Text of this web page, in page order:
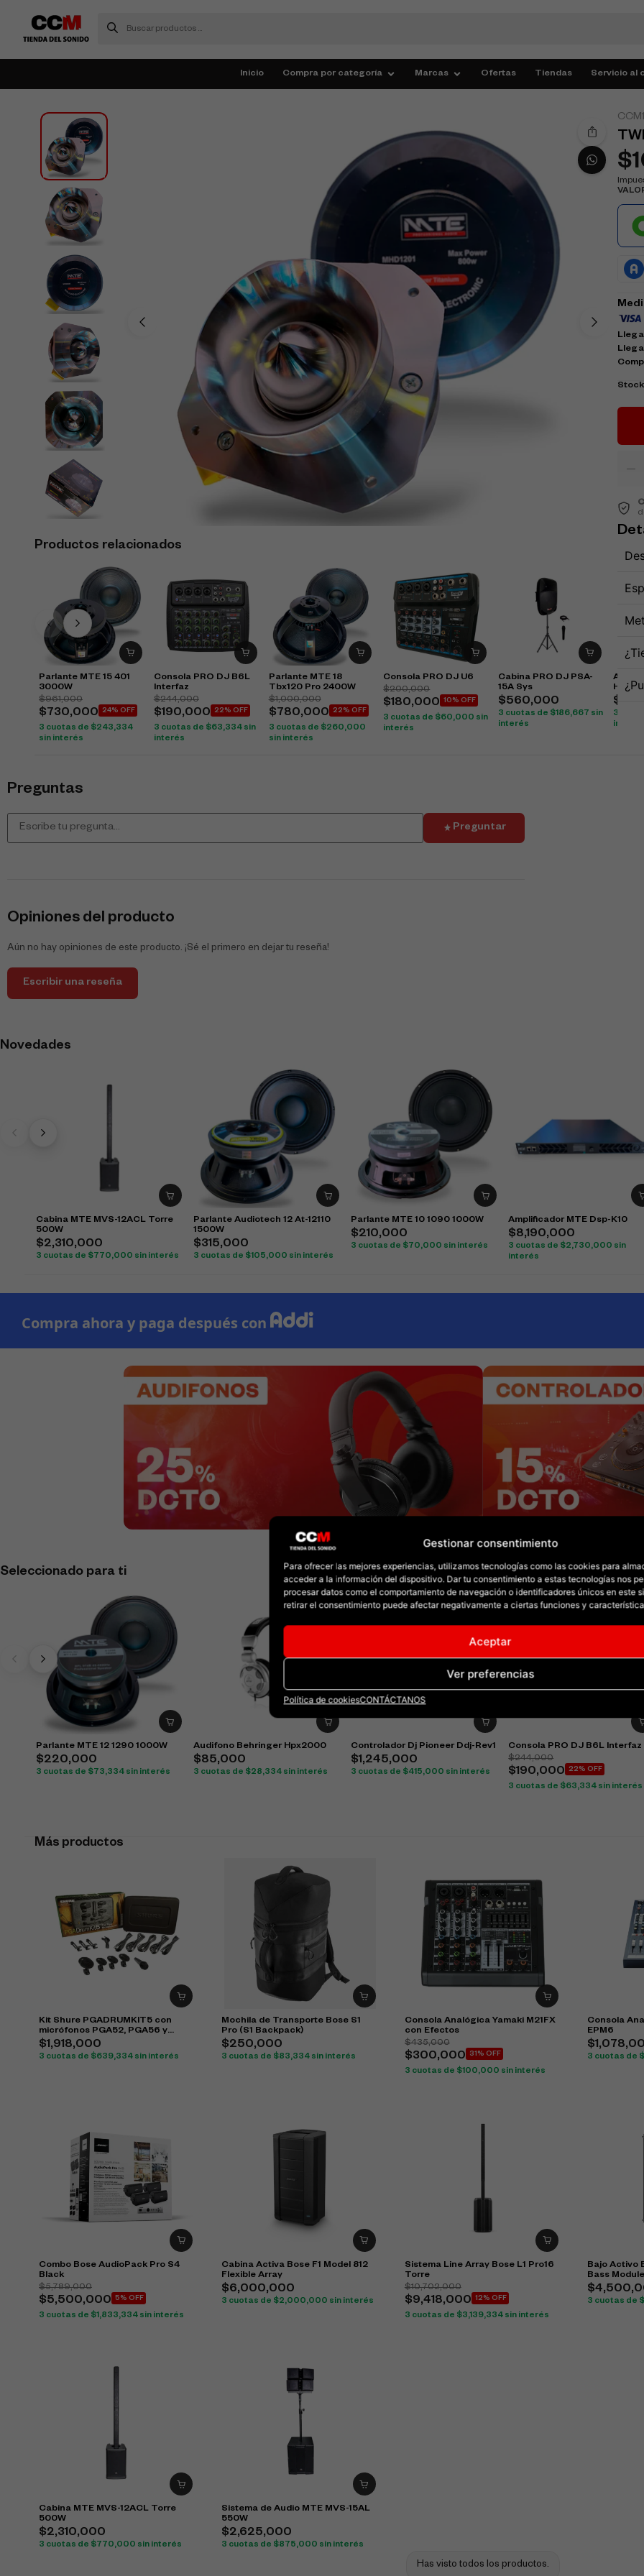
Gestionar consentimiento
Para ofrecer las mejores experiencias, utilizamos tecnologías como las cookies para
acceder a la información del dispositivo. Dar tu consentimiento a estas tecnologías nos
procesar datos como el comportamiento de navegación o identificadores únicos en este
retirar el consentimiento puede afectar negativamente a ciertas funciones y
Aceptar
Ver preferencias
Política de cookiesCONTÁCTANOS
Inicio Compra por categoría Marcas Ofertas Tiendas Servicio al
Productos relacionados
Parlante MTE 15 401
3000W
$961,000
$ 730,000 24% OFF
3 cuotas de $243,334
sin interés
Consola PRO DJ B6L
Interfaz
$244,000
$190,000 22% OFF
3 cuotas de $63,334sin
interés
Parlante MTE 18
Tbx120 Pro 2400W
$1,000,000
$ 780,000 22% OFF
3 cuotas de $260,000
sin interés
Consola PRO DJ U6
$200,000
$180,000 10% OFF
3 cuotas de $60,000 sin
interés
Cabina PRO DJ PSA-
15A Sys
$560,000
3 cuotas de $186,667 sin
interés
Hdj-
$
3
interés
$
Llega
Stock
Preguntas
Preguntar
Opiniones del producto
Aún no hay opiniones de este producto. ¡Sé el primero en dejar tu reseña!
Escribir una reseña
Novedades
Cabina MTE MVS-12ACL Torre
500W
$2,310,000
3 cuotas de $770,000 sin interés
Parlante Audiotech 12 At-12110
1500W
$315,000
3 cuotas de $105,000 sin interés
Parlante MTE 10 1090 1000W
$210,000
3 cuotas de $ 70,000 sin interés
Amplificador MTE Dsp-K10
$8,190,000
3 cuotas de $2,730,000 sin
interés
Seleccionado para ti
Parlante MTE 12 1290 1000W
$220,000
3 cuotas de $73,334sin interés
Audifono Behringer Hpx2000
$85,000
3 cuotas de $28,334sin interés
Controlador Dj Pioneer Ddj-Rev1
$1,245,000
3 cuotas de $415,000 sin interés
Consola PRO DJ B6L Interfaz
$244,000
$190,000 22% OFF
3 cuotas de $63,334 sin interés
Más productos
Kit Shure PGADRUMKIT5 con
micrófonos PGA52, PGA56 y
PGA57 para batería
$1,918,000
3 cuotas de $639,334 sin interés
Mochila de Transporte Bose S1
Pro (S1 Backpack)
$250,000
3 cuotas de $83,334 sin interés
Consola Analógica Yamaki M21FX
con Efectos
$435,000
$300,000 31% OFF
3 cuotas de $100,000 sin interés
Consola
EPM6
$
3 cuotas de $
Combo Bose AudioPack Pro S4
Black
$5,789,000
$5,500,000 5% OFF
3 cuotas de $1,833,334 sin interés
Cabina Activa Bose F1 Model 812
Flexible Array
$6,000,000
3 cuotas de $2,000,000 sin interés
Sistema Line Array Bose L1 Pro16
Torre
$10,702,000
$9,418,000 12% OFF
3 cuotas de $3,139,334sin interés
Bajo Activo
Bass Module
$
3 cuotas de
Cabina MTE MVS-12ACL Torre
500W
$2,310,000
3 cuotas de $ 770,000 sin interés
Sistema de Audio MTE MVS-15AL
550W
$2,625,000
3 cuotas de $875,000 sin interés
Has visto todos los productos.